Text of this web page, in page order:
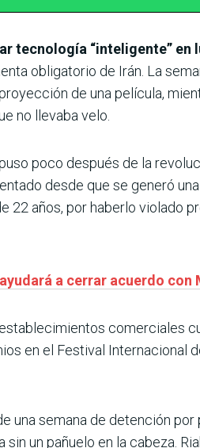
tecnología “inteligente” en
obligatorio de Irán. La
de una película,
no llevaba velo.
poco después de la
desde que se generó
22 años, por haberlo violado
a cerrar acuerdo con
comerciales
en el Festival Internacional
una semana de detención
un pañuelo en la cabeza.